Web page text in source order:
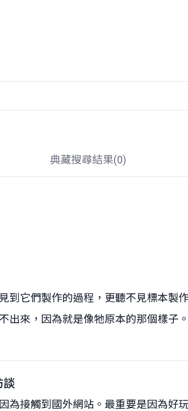
典藏搜尋結果(0)
到它們製作的過程，更聽不見標本製
來，因為就是像牠原本的那個樣子。
談
為接觸到國外網站。最重要是因為好